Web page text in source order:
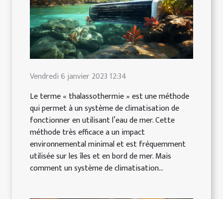
Vendredi 6 janvier 2023 12:34
Le terme « thalassothermie » est une méthode
qui permet à un système de climatisation de
fonctionner en utilisant l’eau de mer. Cette
méthode très efficace a un impact
environnemental minimal et est fréquemment
utilisée sur les îles et en bord de mer. Mais
comment un système de climatisation...